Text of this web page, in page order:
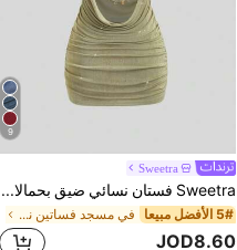
9
Sweetra
Sweetra فستان نسائي ضيق بحمالات رفيعة، بتصميم مكشكش وياقة عميقة وظهر مكشوف، بسلسلة معدنية باللون الأخضر، تصميم أنيق وأنيق وجريء وحديث لحفلات الربيع والصيف والخريف، مناسب للمناسبات الرسمية والعشاء والمهرجانات والعطلات
5# الأفضل مبيعا في مسجد فساتين نسائية قصيرة
JOD8.60